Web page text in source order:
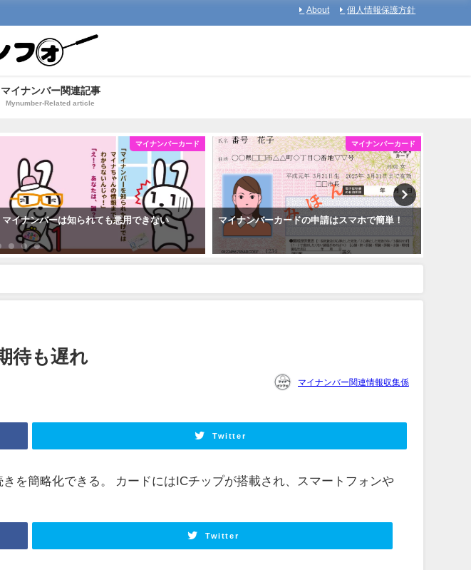
About 個人情報保護方針
マイナンバー関連記事
Mynumber-Related article
マイナンバーカード
マイナンバーは知られても悪用できない
マイナンバーカード
マイナンバーカードの申請はスマホで簡単！
待も遅れ
マイナンバー関連情報収集係
Twitter
を簡略化できる。 カードにはICチップが搭載され、スマートフォンや
Twitter